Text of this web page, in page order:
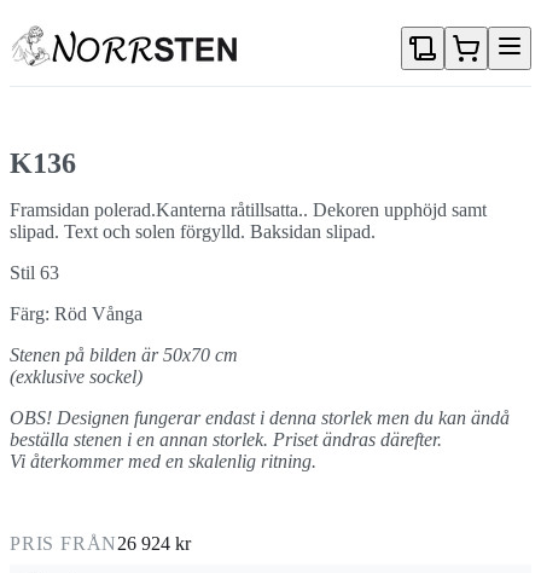
K136
Framsidan polerad.Kanterna råtillsatta.. Dekoren upphöjd samt
slipad. Text och solen förgylld. Baksidan slipad.
Stil 63
Färg: Röd Vånga
Stenen på bilden är 50x70 cm
(exklusive sockel)
OBS! Designen fungerar endast i denna storlek men du kan ändå
beställa stenen i en annan storlek. Priset ändras därefter.
Vi återkommer med en skalenlig ritning.
PRIS FRÅN26 924 kr